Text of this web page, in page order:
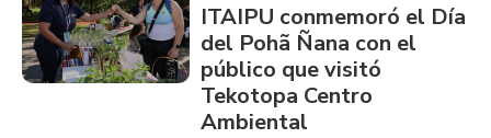
ITAIPU conmemoró el Día
del Pohã Ñana con el
público que visitó
Tekotopa Centro
Ambiental